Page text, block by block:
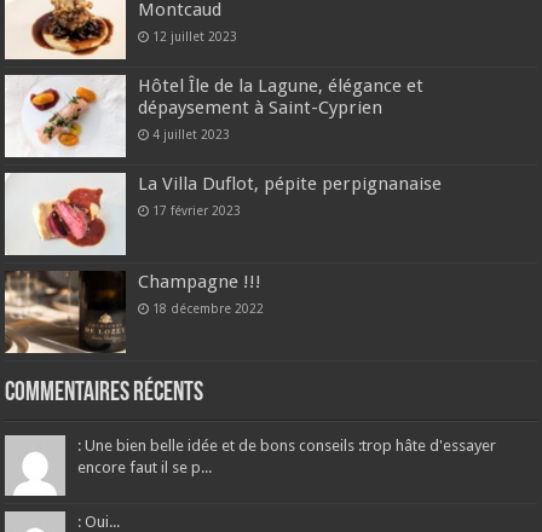
Montcaud
12 juillet 2023
Hôtel Île de la Lagune, élégance et
dépaysement à Saint-Cyprien
4 juillet 2023
La Villa Duflot, pépite perpignanaise
17 février 2023
Champagne !!!
18 décembre 2022
Commentaires récents
: Une bien belle idée et de bons conseils :trop hâte d'essayer
encore faut il se p...
: Oui...